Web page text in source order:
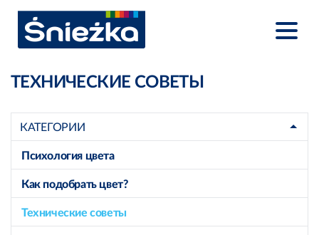
ТЕХНИЧЕСКИЕ СОВЕТЫ
КАТЕГОРИИ
Психология цвета
Как подобрать цвет?
Технические советы